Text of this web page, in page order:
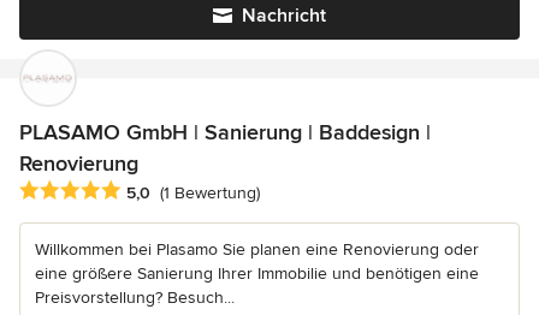
Nachricht
PLASAMO GmbH | Sanierung | Baddesign |
Renovierung
Durchschnittliche Bewertung: 5 von 5 Sternen
5,0 (1 Bewertung)
Willkommen bei Plasamo Sie planen eine Renovierung oder
eine größere Sanierung Ihrer Immobilie und benötigen eine
Preisvorstellung? Besuch...